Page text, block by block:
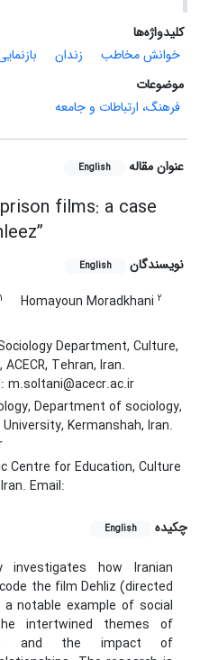
کلیدواژه‌ها
خوانش مخاطب
زندان
موضوعات
فرهنگ، ارتباطات و جامعه
عنوان مقاله English
films: a case
نویسندگان English
1 Homayoun Moradkhani 2
Department, Culture,
Tehran, Iran.
m.soltani@acecr.ac.ir
Department of sociology,
Kermanshah, Iran.
Centre for Education, Culture
Email:
چکیده
English
investigates how Iranian
the film Dehliz (directed
a notable example of social
intertwined themes of
and the impact of